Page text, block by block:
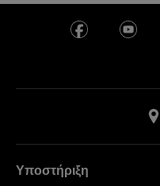
Υποστήριξη